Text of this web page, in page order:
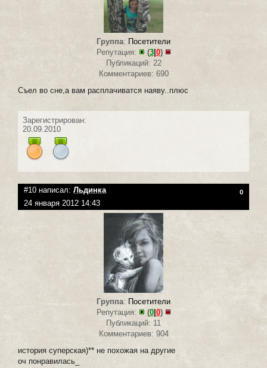
Группа: Посетители
Репутация:
(3| 0)
Публикаций: 22
Комментариев: 690
Съел во сне,а вам расплачиватся наяву..плюс
Зарегистрирован:
20.09.2010
#10 написал: Льдинка 0
24 января 2012 14:43
Группа: Посетители
Репутация:
(0| 0)
Публикаций: 11
Комментариев: 904
история суперская)** не похожая на другие
оч понравилась_